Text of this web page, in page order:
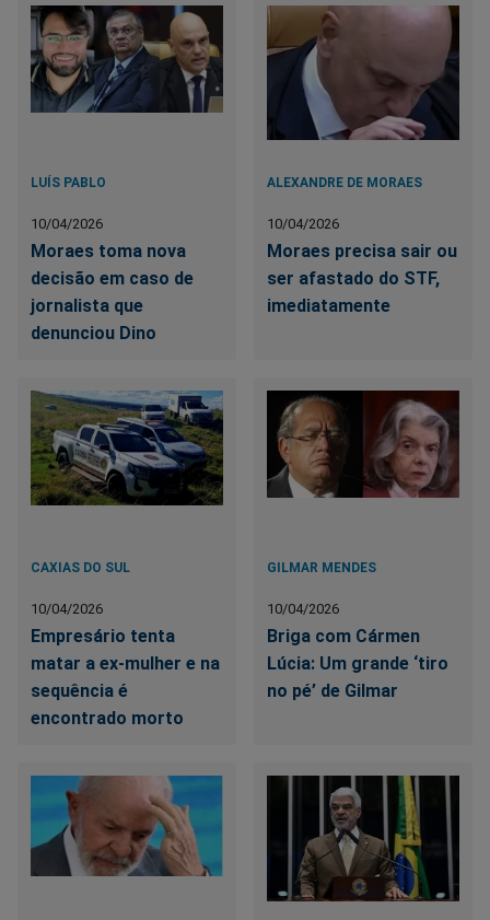
LUÍS PABLO
10/04/2026
Moraes toma nova
decisão em caso de
jornalista que
denunciou Dino
ALEXANDRE DE MORAES
10/04/2026
Moraes precisa sair ou
ser afastado do STF,
imediatamente
CAXIAS DO SUL
10/04/2026
Empresário tenta
matar a ex-mulher e na
sequência é
encontrado morto
GILMAR MENDES
10/04/2026
Briga com Cármen
Lúcia: Um grande ‘tiro
no pé’ de Gilmar